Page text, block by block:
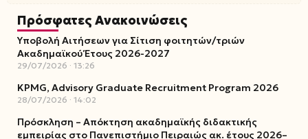
Πρόσφατες Ανακοινώσεις
Υποβολή Αιτήσεων για Σίτιση φοιτητών/τριών
Ακαδημαϊκού Έτους 2026-2027
29/07/2026 13:26
KPMG, Advisory Graduate Recruitment Program 2026
28/07/2026 14:02
Πρόσκληση – Απόκτηση ακαδημαϊκής διδακτικής
εμπειρίας στο Πανεπιστήμιο Πειραιώς ακ. έτους 2026–